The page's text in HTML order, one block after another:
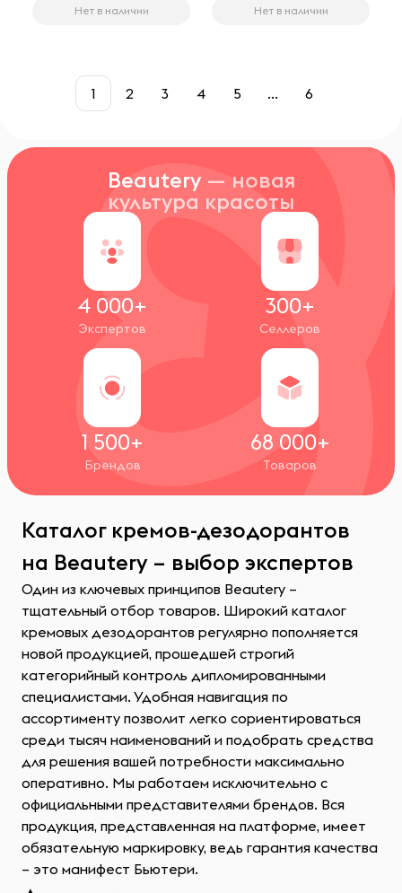
Нет в наличии Нет в наличии
1 2 3 4 5 ... 6
Beautery — новая
культура красоты
4 000+
Экспертов
300+
Селлеров
1 500+
Брендов
68 000+
Товаров
Каталог кремов-дезодорантов
на Beautery – выбор экспертов
Один из ключевых принципов Beautery –
тщательный отбор товаров. Широкий каталог
кремовых дезодорантов регулярно пополняется
новой продукцией, прошедшей строгий
категорийный контроль дипломированными
специалистами. Удобная навигация по
ассортименту позволит легко сориентироваться
среди тысяч наименований и подобрать средства
для решения вашей потребности максимально
оперативно. Мы работаем исключительно с
официальными представителями брендов. Вся
продукция, представленная на платформе, имеет
обязательную маркировку, ведь гарантия качества
– это манифест Бьютери.